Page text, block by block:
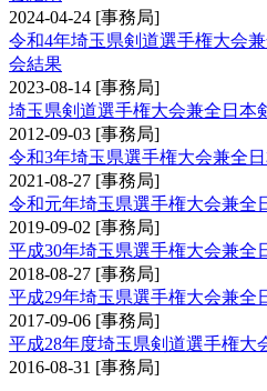
2024-04-24 [事務局]
令和4年埼玉県剣道選手権大会
会結果
2023-08-14 [事務局]
埼玉県剣道選手権大会兼全日本
2012-09-03 [事務局]
令和3年埼玉県選手権大会兼全
2021-08-27 [事務局]
令和元年埼玉県選手権大会兼全
2019-09-02 [事務局]
平成30年埼玉県選手権大会兼全
2018-08-27 [事務局]
平成29年埼玉県選手権大会兼全
2017-09-06 [事務局]
平成28年度埼玉県剣道選手権大
2016-08-31 [事務局]